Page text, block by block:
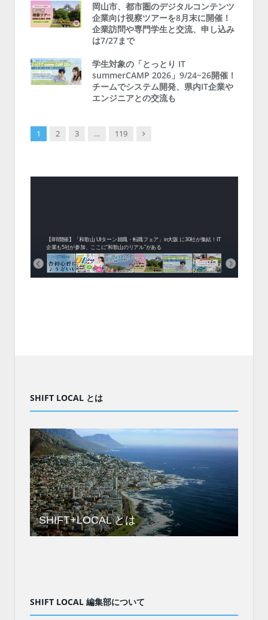
岡山市、都市圏のデジタルコンテンツ
企業向け視察ツアーを8月末に開催！
企業訪問や専門学生と交流、申し込み
は7/27まで
学生対象の「とっとり IT
summerCAMP 2026」9/24~26開催！
チームでシステム開発、県内IT企業や
エンジニアとの交流も
1 2 3 … 119 Next
【8/8開催】「和歌山 UIターン就職・転職フェア」in大阪 に30社が集結！IT
企業も5社が参加、ここに“和歌山のリアル”がある
SHIFT LOCAL とは
SHIFT+LOCAL とは
SHIFT LOCAL 編集部について